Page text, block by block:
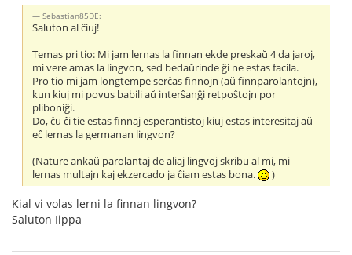
Sebastian85DE:
Saluton al ĉiuj!
Temas pri tio: Mi jam lernas la finnan ekde preskaŭ 4 da jaroj,
mi vere amas la lingvon, sed bedaŭrinde ĝi ne estas facila.
Pro tio mi jam longtempe serĉas finnojn (aŭ finnparolantojn),
kun kiuj mi povus babili aŭ interŝanĝi retpoŝtojn por
pliboniĝi.
Do, ĉu ĉi tie estas finnaj esperantistoj kiuj estas interesitaj aŭ
eĉ lernas la germanan lingvon?
(Nature ankaŭ parolantaj de aliaj lingvoj skribu al mi, mi
lernas multajn kaj ekzercado ja ĉiam estas bona.
)
Kial vi volas lerni la finnan lingvon?
Saluton Iippa